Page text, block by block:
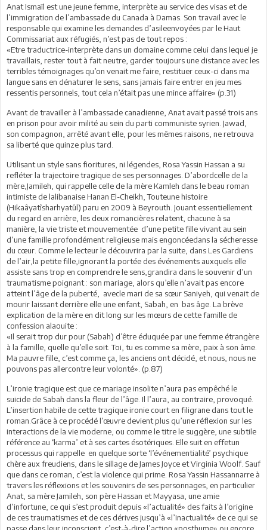
Anat Ismaïl est une jeune femme, interprète au service des visas et de
l’immigration de l’ambassade du Canada à Damas. Son travail avec le
responsable qui examine les demandes d’asileenvoyées par le Haut
Commissariat aux réfugiés, n’est pas de tout repos :
«Etre traductrice-interprète dans un domaine comme celui dans lequel je
travaillais, rester tout à fait neutre, garder toujours une distance avec les
terribles témoignages qu’on venait me faire, restituer ceux-ci dans ma
langue sans en dénaturer le sens, sans jamais faire entrer en jeu mes
ressentis personnels, tout cela n’était pas une mince affaire» (p.31)
Avant de travailler à l’ambassade canadienne, Anat avait passé trois ans
en prison pour avoir milité au sein du parti communiste syrien. Jawad,
son compagnon, arrêté avant elle, pour les mêmes raisons, ne retrouva
sa liberté que quinze plus tard.
Utilisant un style sans fioritures, ni légendes, Rosa Yassin Hassan a su
refléter la trajectoire tragique de ses personnages. D’abordcelle de la
mère,Jamileh, qui rappelle celle de la mère Kamleh dans le beau roman
intimiste de lalibanaise Hanan El-Cheikh, Touteune histoire
(Hikaâyatîsharhyatûl) paru en 2009 à Beyrouth. Jouant essentiellement
du regard en arrière, les deux romancières relatent, chacune à sa
manière, la vie triste et mouvementée d’une petite fille vivant au sein
d’une famille profondément religieuse mais engoncéedans la sécheresse
du cœur. Comme le lecteur le découvrira par la suite, dans Les Gardiens
de l’air,la petite fille,ignorant la portée des événements auxquels elle
assiste sans trop en comprendre le sens,grandira dans le souvenir d’un
traumatisme poignant : son mariage, alors qu’elle n’avait pas encore
atteint l’âge de la puberté, avecle mari de sa sœur Saniyeh, qui venait de
mourir laissant derrière elle une enfant, Sabah, en bas âge. La brève
explication de la mère en dit long sur les mœurs de cette famille de
confession alaouite :
«Il serait trop dur pour (Sabah) d’être éduquée par une femme étrangère
à la famille, quelle qu’elle soit. Toi, tu es comme sa mère, paix à son âme.
Ma pauvre fille, c’est comme ça, les anciens ont décidé, et nous, nous ne
pouvons pas allercontre leur volonté». (p.87)
L’ironie tragique est que ce mariage insolite n’aura pas empêché le
suicide de Sabah dans la fleur de l’âge. Il l’aura, au contraire, provoqué.
L’insertion habile de cette tragique ironie court en filigrane dans tout le
roman.Grâce à ce procédé l’œuvre devient plus qu’une réflexion sur les
interactions de la vie moderne, ou comme le titre le suggère, une subtile
référence au ‘karma’ et à ses cartes ésotériques. Elle suit en effetun
processus qui rappelle en quelque sorte ‘l’événementialité’ psychique
chère aux freudiens, dans le sillage de James Joyce et Virginia Woolf. Sauf
que dans ce roman, c’est la violence qui prime. Rosa Yassin Hassannarre à
travers les réflexions et les souvenirs de ses personnages, en particulier
Anat, sa mère Jamileh, son père Hassan et Mayyasa, une amie
d’infortune, ce qui s’est produit depuis «l’actualité» des faits à l’origine
de ces traumatismes et de ces dérives jusqu’à «l’inactualité» de ce qui se